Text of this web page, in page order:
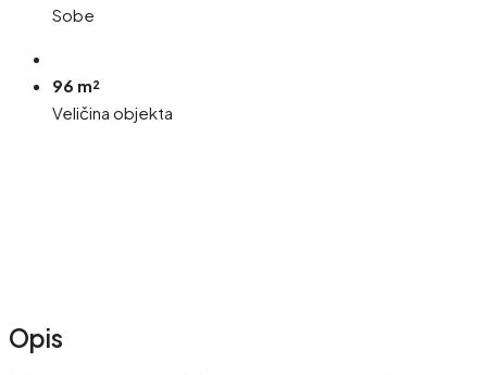
Sobe
96 m²
Veličina objekta
Opis